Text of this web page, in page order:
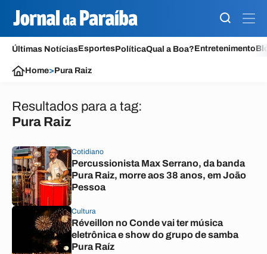
Últimas NotíciasEsportesPolíticaQual a Boa?Entretenimento
Home>Pura Raiz
Resultados para a tag:
Pura Raiz
Cotidiano
Percussionista Max Serrano, da banda
Pura Raiz, morre aos 38 anos, em João
Pessoa
Cultura
Réveillon no Conde vai ter música
eletrônica e show do grupo de samba
Pura Raíz